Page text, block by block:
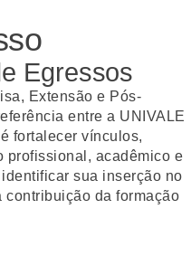
Egressos
Extensão e Pós-
entre a UNIVALE
fortalecer vínculos,
profissional, acadêmico e
sua inserção no
contribuição da formação